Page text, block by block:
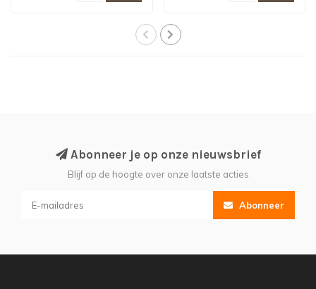
Abonneer je op onze nieuwsbrief
Blijf op de hoogte over onze laatste acties
Abonneer